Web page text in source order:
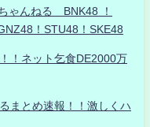
ゃんねる BNK48 ！
！STU48！SKE48
！ネット乞食DE2000万
まとめ速報！！激しくハ